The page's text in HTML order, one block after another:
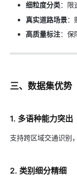
细粒度分类：限
真实道路场景：
高质量标注：保
三、数据集优势
1. 多语种能力突出
支持跨区域交通识别
2. 类别细分精细